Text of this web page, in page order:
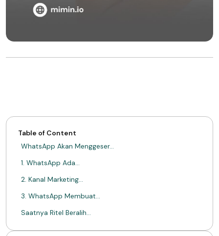
Table of Content
WhatsApp Akan Menggeser…
1. WhatsApp Ada…
2. Kanal Marketing…
3. WhatsApp Membuat…
Saatnya Ritel Beralih…
Tentang Mimin